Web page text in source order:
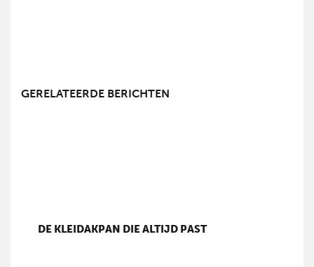
GERELATEERDE BERICHTEN
DE KLEIDAKPAN DIE ALTIJD PAST